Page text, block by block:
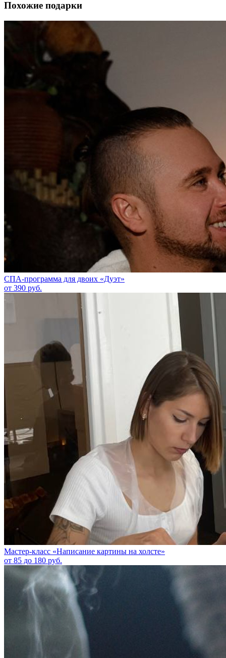
Похожие подарки
СПА-программа для двоих «Дуэт»
от 390 руб.
Мастер-класс «Написание картины на холсте»
от 85 до 180 руб.